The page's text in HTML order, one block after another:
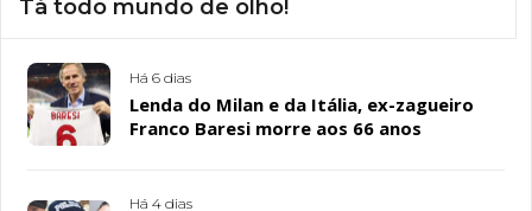
Tá todo mundo de olho!
Há 6 dias
Lenda do Milan e da Itália, ex-zagueiro
Franco Baresi morre aos 66 anos
Há 4 dias